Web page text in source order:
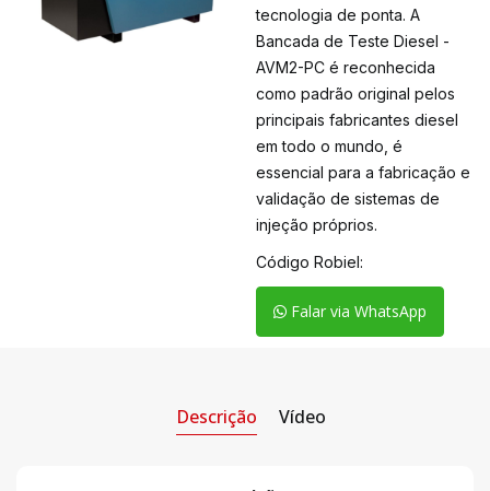
tecnologia de ponta. A
Bancada de Teste Diesel -
AVM2-PC é reconhecida
como padrão original pelos
principais fabricantes diesel
em todo o mundo, é
essencial para a fabricação e
validação de sistemas de
injeção próprios.
Código Robiel:
Falar via WhatsApp
Descrição Vídeo